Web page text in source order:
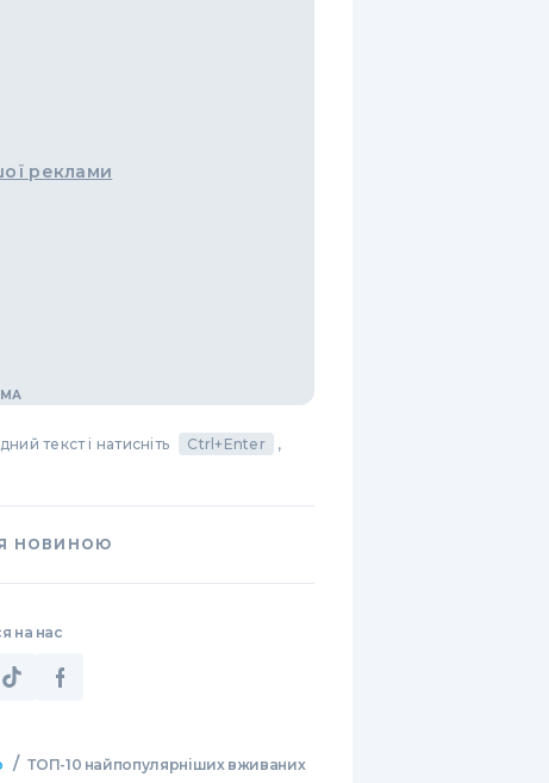
реклами
текст і натисніть Ctrl+Enter
,
НОВИНОЮ
на нас
/ ТОП-10 найпопулярніших вживаних